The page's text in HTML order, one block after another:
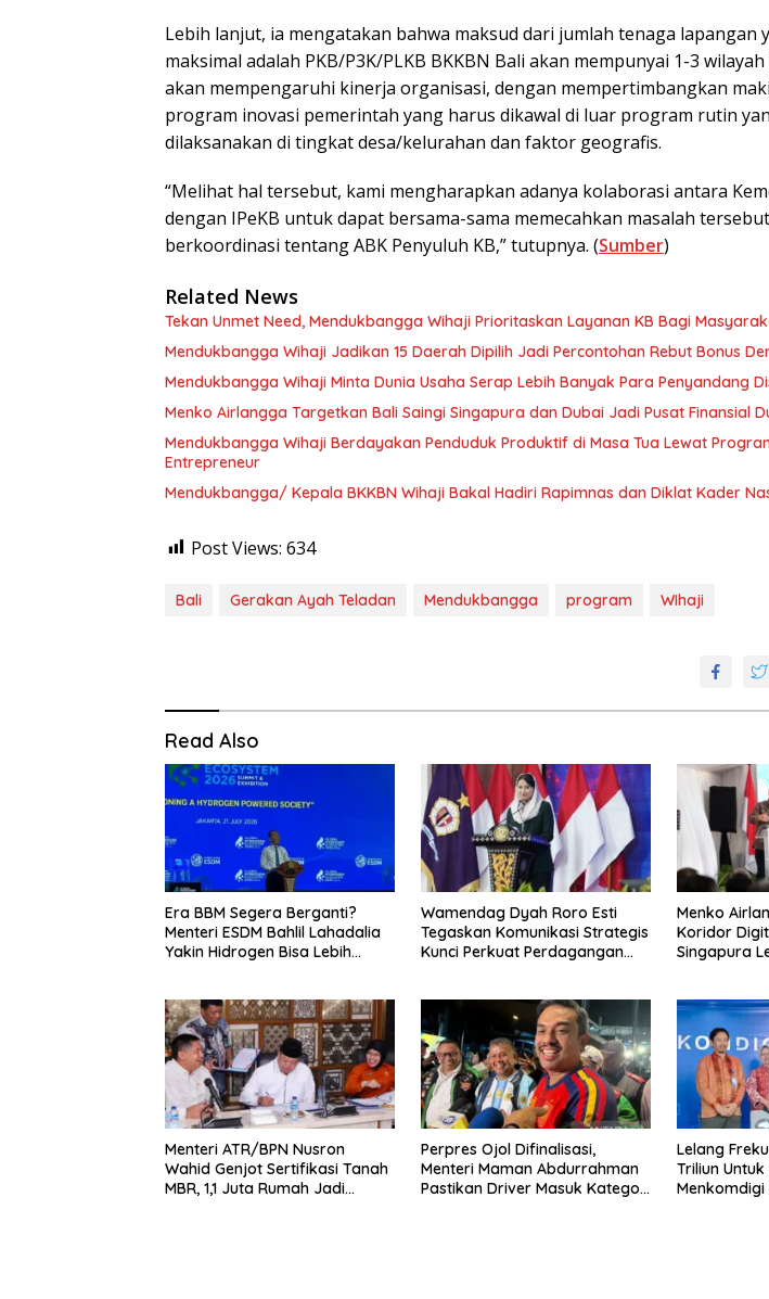
Lebih lanjut, ia mengatakan bahwa maksud dari jumlah tenaga lapangan
maksimal adalah PKB/P3K/PLKB BKKBN Bali akan mempunyai 1-3
akan mempengaruhi kinerja organisasi, dengan mempertimbangkan
program inovasi pemerintah yang harus dikawal di luar program rutin
dilaksanakan di tingkat desa/kelurahan dan faktor geografis.
“Melihat hal tersebut, kami mengharapkan adanya kolaborasi antara
dengan IPeKB untuk dapat bersama-sama memecahkan masalah
berkoordinasi tentang ABK Penyuluh KB,” tutupnya. (Sumber)
Related News
Tekan Unmet Need, Mendukbangga Wihaji Prioritaskan Layanan KB Bagi
Mendukbangga Wihaji Jadikan 15 Daerah Dipilih Jadi Percontohan Rebut Bonus
Mendukbangga Wihaji Minta Dunia Usaha Serap Lebih Banyak Para Penyandang
Menko Airlangga Targetkan Bali Saingi Singapura dan Dubai Jadi Pusat Finansial
Mendukbangga Wihaji Berdayakan Penduduk Produktif di Masa Tua Lewat
Entrepreneur
Mendukbangga/ Kepala BKKBN Wihaji Bakal Hadiri Rapimnas dan Diklat Kader
Post Views: 634
Bali Gerakan Ayah Teladan Mendukbangga program WIhaji
Read Also
Era BBM Segera Berganti?
Menteri ESDM Bahlil Lahadalia
Yakin Hidrogen Bisa Lebih
Wamendag Dyah Roro Esti
Tegaskan Komunikasi Strategis
Kunci Perkuat Perdagangan
Menko
Koridor
Singapura
Menteri ATR/BPN Nusron
Wahid Genjot Sertifikasi Tanah
MBR, 1,1 Juta Rumah Jadi
Perpres Ojol Difinalisasi,
Menteri Maman Abdurrahman
Pastikan Driver Masuk Kategori
Lelang
Triliun